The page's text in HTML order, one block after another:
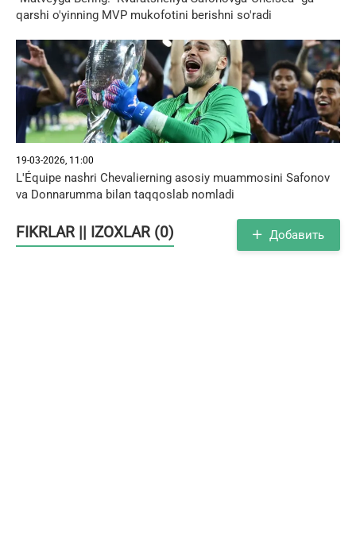
qarshi o'yinning MVP mukofotini berishni so'radi
19-03-2026, 11:00
L'Équipe nashri Chevalierning asosiy muammosini Safonov
va Donnarumma bilan taqqoslab nomladi
FIKRLAR || IZOXLAR (0) Добавить